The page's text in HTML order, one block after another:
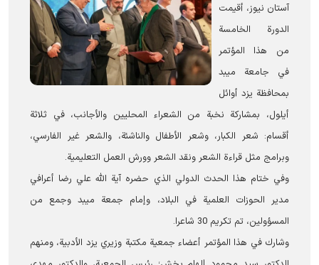
آستان نيوز، أقيمت
الدورة الخامسة
من هذا المؤتمر
في جامعة ميبد
بمحافظة يزد أوائل
أيلول، بمشاركة نخبة من الشعراء المحليين والأجانب، في ثلاثة
أقسام: شعر الكبار، وشعر الأطفال والناشئة، والشعر غير الفارسي،
وبرامج مثل قراءة الشعر ونقد الشعر وورش العمل التعليمية.
وفي ختام هذا الحدث الدولي الذي حضره آية الله علي رضا أعرافي
مدير الحوزات العلمية في البلاد، وإمام جمعة ميبد وجمع من
المسؤولين، تم تكريم 30 شاعرا.
وشارك في هذا المؤتمر أعضاء جمعية مكتبة وزيري یزد الأدبية، ومنهم